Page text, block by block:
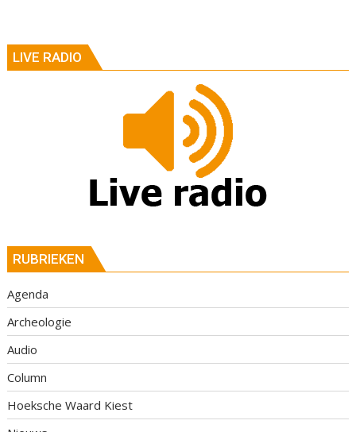
LIVE RADIO
RUBRIEKEN
Agenda
Archeologie
Audio
Column
Hoeksche Waard Kiest